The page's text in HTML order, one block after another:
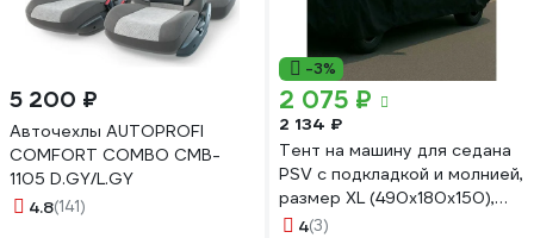
5 200 ₽
Авточехлы AUTOPROFI
COMFORT COMBO CMB-
1105 D.GY/L.GY
4.8(141)
-3%
2 075 ₽
2 134 ₽
Тент на машину для седана
PSV с подкладкой и молнией,
размер XL (490x180x150),
Черный 138034
4(3)